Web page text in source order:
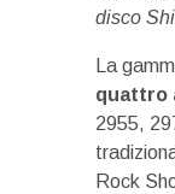
disco
La
quattro
2955,
Rock